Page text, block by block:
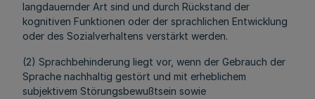
langdauernder Art sind und durch Rückstand der
kognitiven Funktionen oder der sprachlichen Entwicklung
oder des Sozialverhaltens verstärkt werden.
(2) Sprachbehinderung liegt vor, wenn der Gebrauch der
Sprache nachhaltig gestört und mit erheblichem
subjektivem Störungsbewußtsein sowie